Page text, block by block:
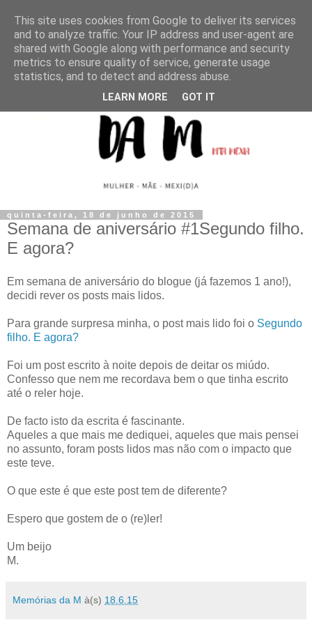
quinta-feira, 18 de junho de 2015
Semana de aniversário #1Segundo filho.
E agora?
Em semana de aniversário do blogue (já fazemos 1 ano!),
decidi rever os posts mais lidos.
Para grande surpresa minha, o post mais lido foi o Segundo
filho. E agora?
Foi um post escrito à noite depois de deitar os miúdo.
Confesso que nem me recordava bem o que tinha escrito
até o reler hoje.
De facto isto da escrita é fascinante.
Aqueles a que mais me dediquei, aqueles que mais pensei
no assunto, foram posts lidos mas não com o impacto que
este teve.
O que este é que este post tem de diferente?
Espero que gostem de o (re)ler!
Um beijo
M.
Memórias da M à(s) 18.6.15
This site uses cookies from Google to deliver its services
and to analyze traffic. Your IP address and user-agent are
shared with Google along with performance and security
metrics to ensure quality of service, generate usage
statistics, and to detect and address abuse.
LEARN MORE GOT IT